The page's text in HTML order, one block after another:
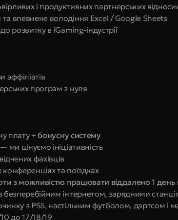
і продуктивних партнерських
впевнене володіння Excel / Google Sheets
розвитку в iGaming-індустрії
аффіліатів
програм з нуля
плату + бонусну систему
ми цінуємо ініціативність
фахівців
та поїздках
з можливістю працювати віддалено 1
безперебійним інтернетом, зарядними
з PS5, настільним футболом, дартсом і
до 17/18/19